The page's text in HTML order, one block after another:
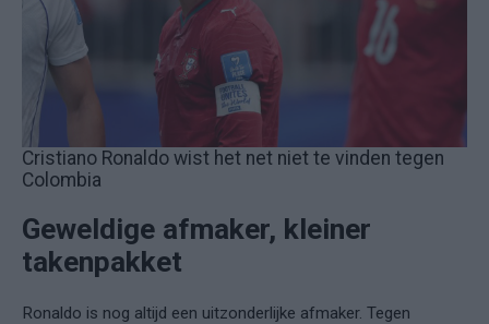
Cristiano Ronaldo wist het net niet te vinden tegen
Colombia
Geweldige afmaker, kleiner
takenpakket
Ronaldo is nog altijd een uitzonderlijke afmaker. Tegen